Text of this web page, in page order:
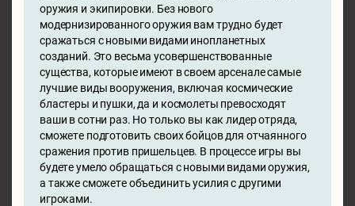
оружия и экипировки. Без нового
модернизированного оружия вам трудно будет
сражаться с новыми видами инопланетных
созданий. Это весьма усовершенствованные
существа, которые имеют в своем арсенале самые
лучшие виды вооружения, включая космические
бластеры и пушки, да и космолеты превосходят
ваши в сотни раз. Но только вы как лидер отряда,
сможете подготовить своих бойцов для отчаянного
сражения против пришельцев. В процессе игры вы
будете умело обращаться с новыми видами оружия,
а также сможете объединить усилия с другими
игроками.